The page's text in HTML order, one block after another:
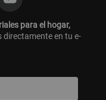
para el hogar,
directamente en tu e-